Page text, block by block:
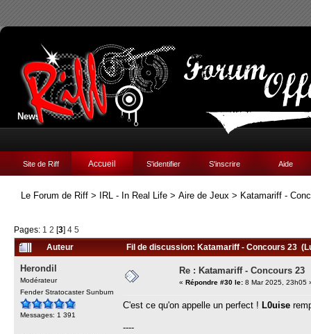
News:
Site de Riff Accueil S'identifier S'inscrire Aide
Le Forum de Riff > IRL - In Real Life > Aire de Jeux > Katamariff -
Pages: 1 2 [3] 4 5
Auteur
Fil de discussion: Katamariff - Concours 23
Herondil
Modérateur
Fender Stratocaster Sunburn
Messages: 1 391
Re : Katamariff - Concours 23
« Répondre #30 le: 8 Mar 2025, 23h05
C'est ce qu'on appelle un perfect ! L0uise
----